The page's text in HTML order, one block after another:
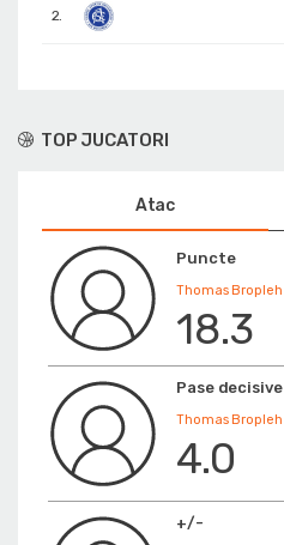
2.
TOP JUCATORI
Atac
Puncte
Thomas Bropleh
18.3
Pase decisive
Thomas Bropleh
4.0
+/-